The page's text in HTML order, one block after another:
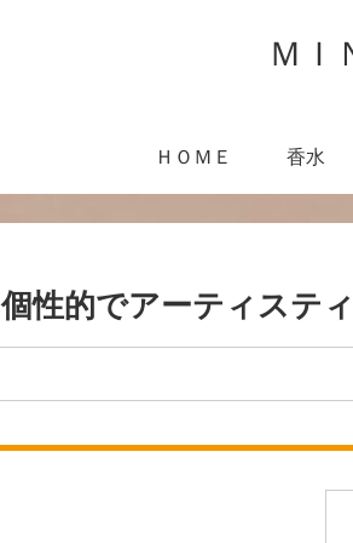
ＭＩ
ＨＯＭＥ 香水
性的でアーティステ